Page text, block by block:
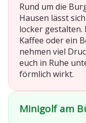
Rund um die
Hausen lässt
locker gestalten.
Kaffee oder ein
nehmen viel
euch in Ruhe
förmlich wirkt.
Minigolf am